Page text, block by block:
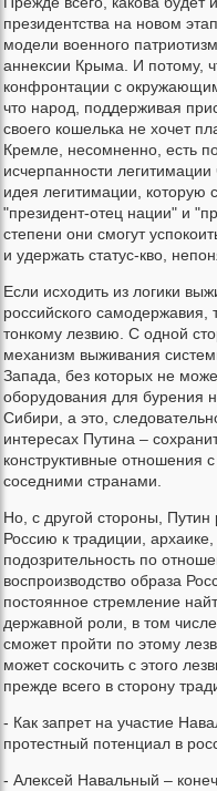
президентства на новом
модели военного
аннексии Крыма. И потому,
конфронтации с
что народ, поддерживая
своего кошелька не хочет
Кремле, несомненно, есть
исчерпанности
идея легитимации, которую
"президент-отец нации" и
степени они смогут
и удержать статус-кво,
Если исходить из логики
российского самодержавия,
тонкому лезвию. С одной
механизм выживания
Запада, без которых не
оборудования для бурения
Сибири, а это,
интересах Путина –
конструктивные отношения
соседними странами.
Но, с другой стороны,
Россию к традиции, архаике,
подозрительность по
воспроизводство образа
постоянное стремление
державной роли, в том
сможет пройти по этому
может соскочить с этого
прежде всего в сторону
- Как запрет на участие
протестный потенциал в
- Алексей Навальный –